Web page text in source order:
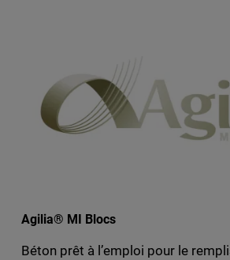
Agilia® MI Blocs
Béton prêt à l’emploi pour le